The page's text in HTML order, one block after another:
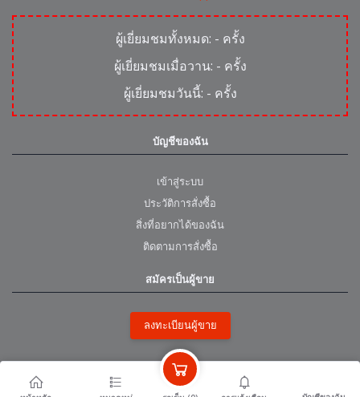
ผู้เยี่ยมชมทั้งหมด: - ครั้ง
ผู้เยี่ยมชมเมื่อวาน: - ครั้ง
ผู้เยี่ยมชมวันนี้: - ครั้ง
บัญชีของฉัน
เข้าสู่ระบบ
ประวัติการสั่งซื้อ
สิ่งที่อยากได้ของฉัน
ติดตามการสั่งซื้อ
สมัครเป็นผู้ขาย
ลงทะเบียนผู้ขาย
หน่วยงานพันธมิตร